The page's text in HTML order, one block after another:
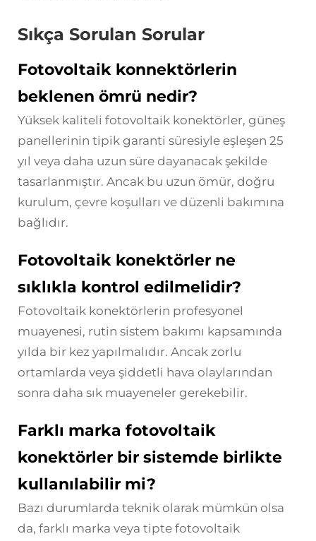
Sıkça Sorulan Sorular
Fotovoltaik konnektörlerin
beklenen ömrü nedir?
Yüksek kaliteli fotovoltaik konektörler, güneş
panellerinin tipik garanti süresiyle eşleşen 25
yıl veya daha uzun süre dayanacak şekilde
tasarlanmıştır. Ancak bu uzun ömür, doğru
kurulum, çevre koşulları ve düzenli bakımına
bağlıdır.
Fotovoltaik konektörler ne
sıklıkla kontrol edilmelidir?
Fotovoltaik konektörlerin profesyonel
muayenesi, rutin sistem bakımı kapsamında
yılda bir kez yapılmalıdır. Ancak zorlu
ortamlarda veya şiddetli hava olaylarından
sonra daha sık muayeneler gerekebilir.
Farklı marka fotovoltaik
konektörler bir sistemde birlikte
kullanılabilir mi?
Bazı durumlarda teknik olarak mümkün olsa
da, farklı marka veya tipte fotovoltaik